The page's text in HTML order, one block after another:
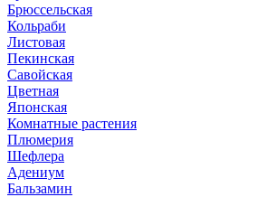
Брюссельская
Кольраби
Листовая
Пекинская
Савойская
Цветная
Японская
Комнатные растения
Плюмерия
Шефлера
Адениум
Бальзамин